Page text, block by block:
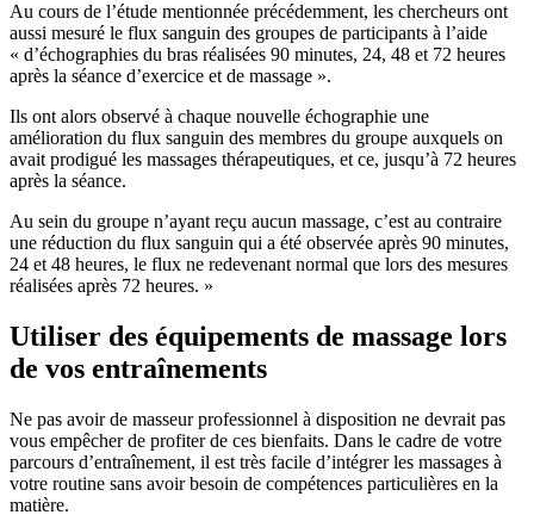
Au cours de l’étude mentionnée précédemment, les chercheurs ont
aussi mesuré le flux sanguin des groupes de participants à l’aide
« d’échographies du bras réalisées 90 minutes, 24, 48 et 72 heures
après la séance d’exercice et de massage ».
Ils ont alors observé à chaque nouvelle échographie une
amélioration du flux sanguin des membres du groupe auxquels on
avait prodigué les massages thérapeutiques, et ce, jusqu’à 72 heures
après la séance.
Au sein du groupe n’ayant reçu aucun massage, c’est au contraire
une réduction du flux sanguin qui a été observée après 90 minutes,
24 et 48 heures, le flux ne redevenant normal que lors des mesures
réalisées après 72 heures. »
Utiliser des équipements de massage lors
de vos entraînements
Ne pas avoir de masseur professionnel à disposition ne devrait pas
vous empêcher de profiter de ces bienfaits. Dans le cadre de votre
parcours d’entraînement, il est très facile d’intégrer les massages à
votre routine sans avoir besoin de compétences particulières en la
matière.